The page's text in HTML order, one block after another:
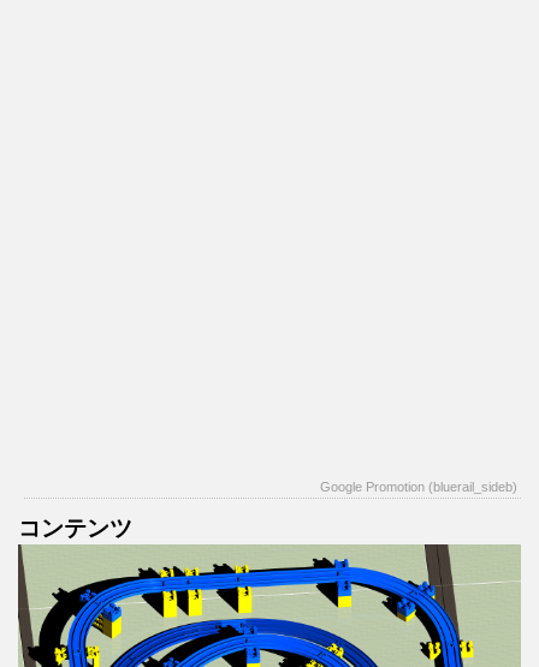
Google Promotion (bluerail_sideb)
コンテンツ